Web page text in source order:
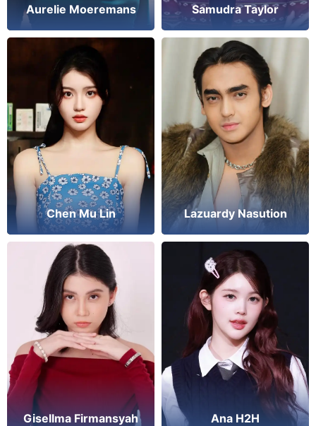
Aurelie Moeremans Samudra Taylor
Chen Mu Lin Lazuardy Nasution
Gisellma Firmansyah Ana H2H